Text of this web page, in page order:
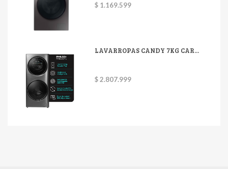
$ 1.169.599
LAVARROPAS CANDY 7KG CAR...
$ 2.807.999